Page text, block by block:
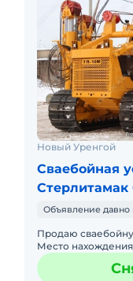
Новый Уренгой
Сваебойная
Объявление давно
Продаю
Место